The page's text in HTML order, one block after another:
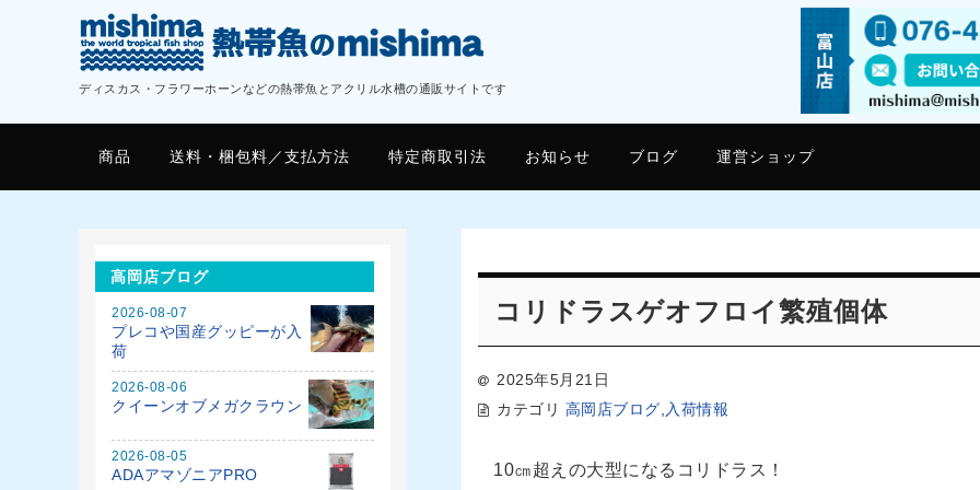
ディスカス・フラワーホーンなどの熱帯魚とアクリル水槽の通販サイトです
商品 送料・梱包料／支払方法 特定商取引法 お知らせ ブログ 運営ショップ
コリドラスゲオフロイ繁殖個体
2025年5月21日
カテゴリ 高岡店ブログ 入荷情報
10㎝超えの大型になるコリドラス！
高岡店ブログ
2026-08-07
プレコや国産グッピーが入
荷
2026-08-06
クイーンオブメガクラウン
2026-08-05
ADAアマゾニアPRO